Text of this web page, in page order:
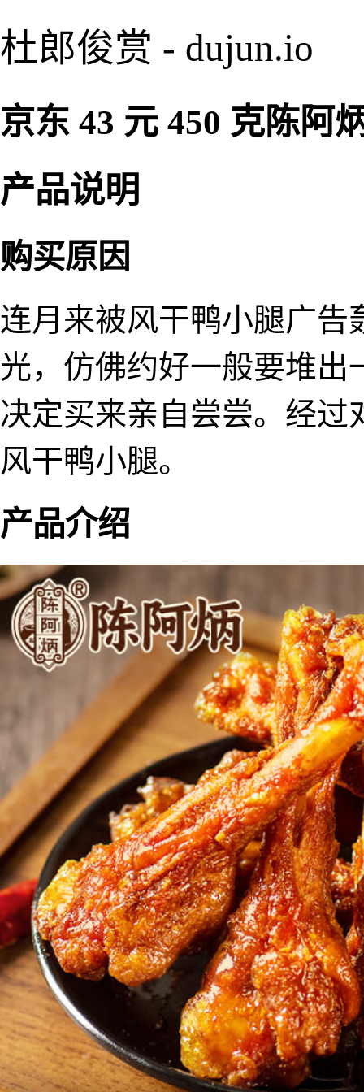
杜郎俊赏 - dujun.io
京东 43 元 450 克陈阿
产品说明
购买原因
连月来被风干鸭小腿广告
光，仿佛约好一般要堆
决定买来亲自尝尝。经
风干鸭小腿。
产品介绍